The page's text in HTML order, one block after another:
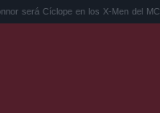
en los X-Men del MCU y Hea...